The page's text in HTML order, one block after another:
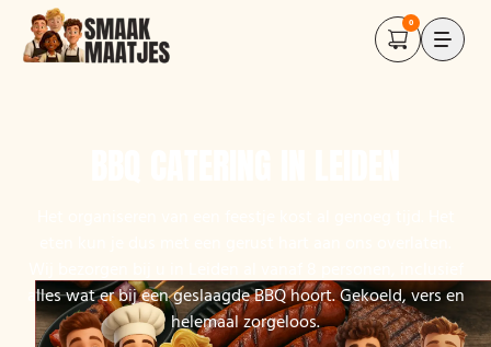
0
alles wat er bij een geslaagde BBQ hoort. Gekoeld, vers en
helemaal zorgeloos.